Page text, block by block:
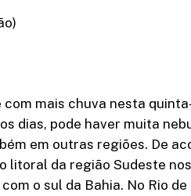
mais chuva nesta
dias, pode haver muita
em outras regiões. De
litoral da região Sudeste
o sul da Bahia. No Rio de